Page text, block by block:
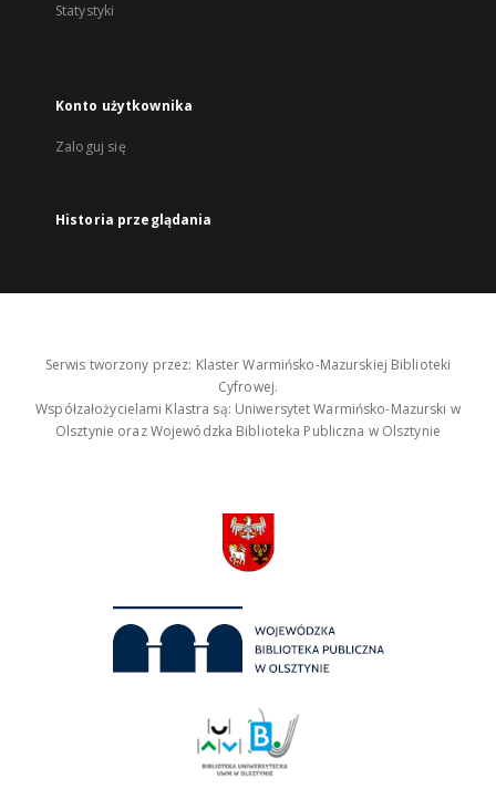
Statystyki
Konto użytkownika
Zaloguj się
Historia przeglądania
Serwis tworzony przez: Klaster Warmińsko-Mazurskiej Biblioteki
Cyfrowej.
Współzałożycielami Klastra są: Uniwersytet Warmińsko-Mazurski w
Olsztynie oraz Wojewódzka Biblioteka Publiczna w Olsztynie